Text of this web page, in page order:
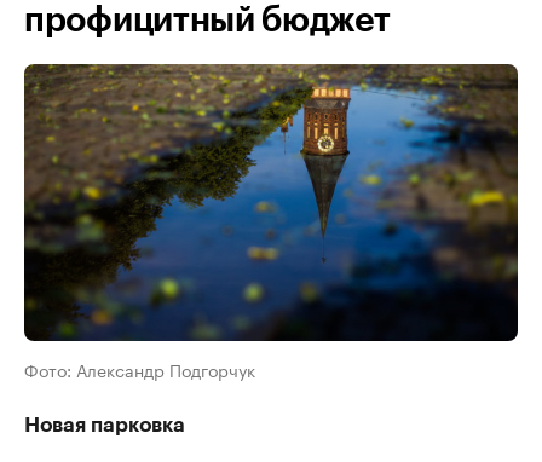
профицитный бюджет
Фото: Александр Подгорчук
Новая парковка